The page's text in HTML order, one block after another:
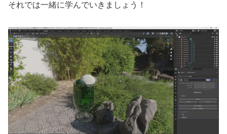
それでは一緒に学んでいきましょう！